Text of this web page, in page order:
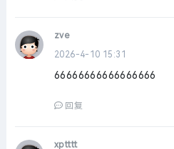
zve
2026-4-10 15:31
66666666666666666
回复
xptttt